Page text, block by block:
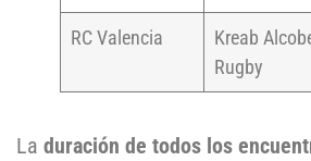
RC Valencia
Kreab
Rugby
La duración de todos los